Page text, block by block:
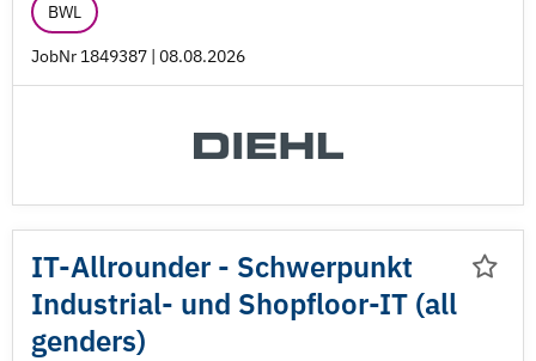
BWL
JobNr 1849387 | 08.08.2026
IT-Allrounder - Schwerpunkt
Industrial- und Shopfloor-IT (all
genders)